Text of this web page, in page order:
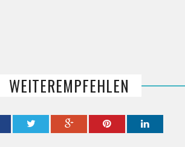
WEITEREMPFEHLEN